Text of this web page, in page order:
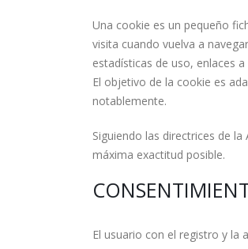
Una cookie es un pequeño
visita cuando vuelva a
estadísticas de uso, enlaces
El objetivo de la cookie es
notablemente.
Siguiendo las directrices de
máxima exactitud posible.
El usuario con el registro y la